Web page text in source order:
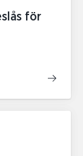
för